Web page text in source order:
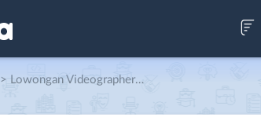
> Lowongan Videographer di Rumah Bekam NN